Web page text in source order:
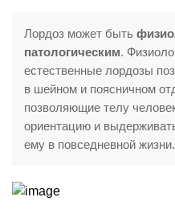
Лордоз может быть
патологическим.
естественные лордозы
в шейном и поясничном
позволяющие телу
ориентацию и
ему в повседневной жизни.